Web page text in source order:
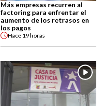
Más empresas recurren al
factoring para enfrentar el
aumento de los retrasos en
los pagos
Hace 19 horas